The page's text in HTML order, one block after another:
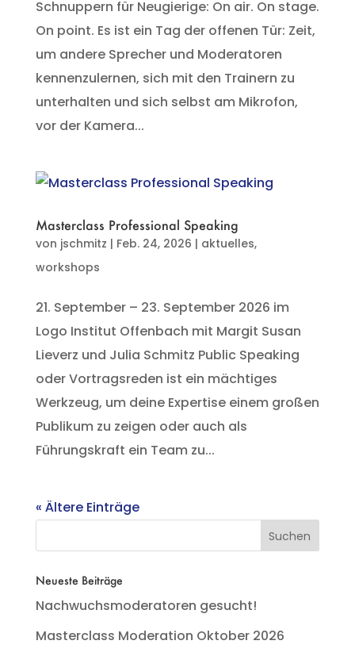
Schnuppern für Neugierige: On air. On stage.
On point. Es ist ein Tag der offenen Tür: Zeit,
um andere Sprecher und Moderatoren
kennenzulernen, sich mit den Trainern zu
unterhalten und sich selbst am Mikrofon,
vor der Kamera...
Masterclass Professional Speaking
von jschmitz | Feb. 24, 2026 | aktuelles,
workshops
21. September – 23. September 2026 im
Logo Institut Offenbach mit Margit Susan
Lieverz und Julia Schmitz Public Speaking
oder Vortragsreden ist ein mächtiges
Werkzeug, um deine Expertise einem großen
Publikum zu zeigen oder auch als
Führungskraft ein Team zu...
« Ältere Einträge
Neueste Beiträge
Nachwuchsmoderatoren gesucht!
Masterclass Moderation Oktober 2026